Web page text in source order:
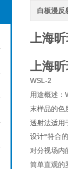
白板漫反
上海
上海
WSL-2
用途概述：
末样品的色
透射法适用
设计*符合
对分视场内
简单直观的